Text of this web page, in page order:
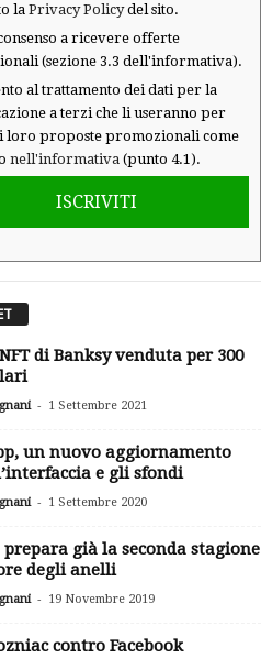
laPrivacy Policydel sito.
a ricevere offerte
(sezione 3.3 dell'informativa).
al trattamento dei dati per la
a terzi che li useranno per
loro proposte promozionali come
nell'informativa(punto 4.1).
ISCRIVITI
di Banksy venduta per 300
- 1 Settembre 2021
un nuovo aggiornamento
e gli sfondi
- 1 Settembre 2020
già la seconda stagione
degli anelli
- 19 Novembre 2019
contro Facebook